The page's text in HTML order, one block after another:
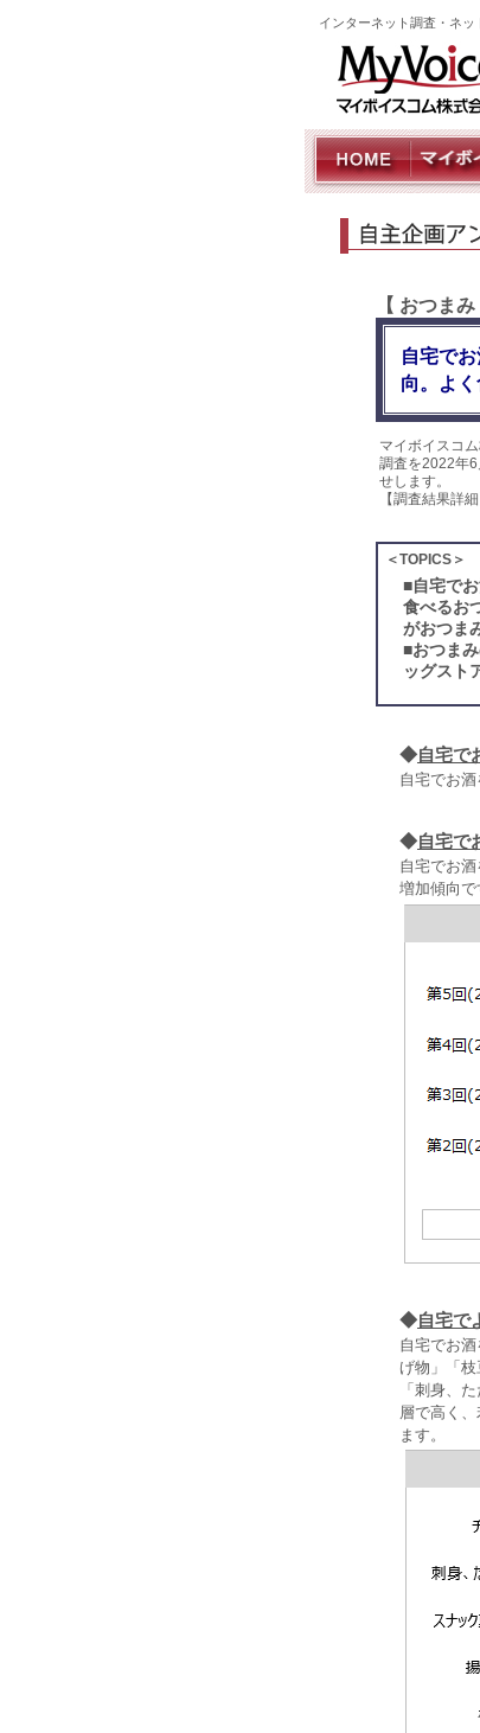
インターネット調査・ネ
【 おつま
自宅で
向。よ
マイボイスコ
調査を2022年
せします。
【調査結果詳細
＜TOPICS＞
■自宅で
食べるお
がおつま
■おつま
ッグスト
◆自宅で
自宅でお
◆自宅で
自宅でお
増加傾向で
◆自宅で
自宅でお
げ物」「枝
「刺身、
層で高く
ます。